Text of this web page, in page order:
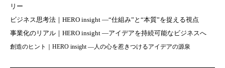
リー
ビジネス思考法｜HERO insight —“仕組み”と“本質”を捉える視点
事業化のリアル｜HERO insight —アイデアを持続可能なビジネスへ
創造のヒント｜HERO insight —人の心を惹きつけるアイデアの源泉